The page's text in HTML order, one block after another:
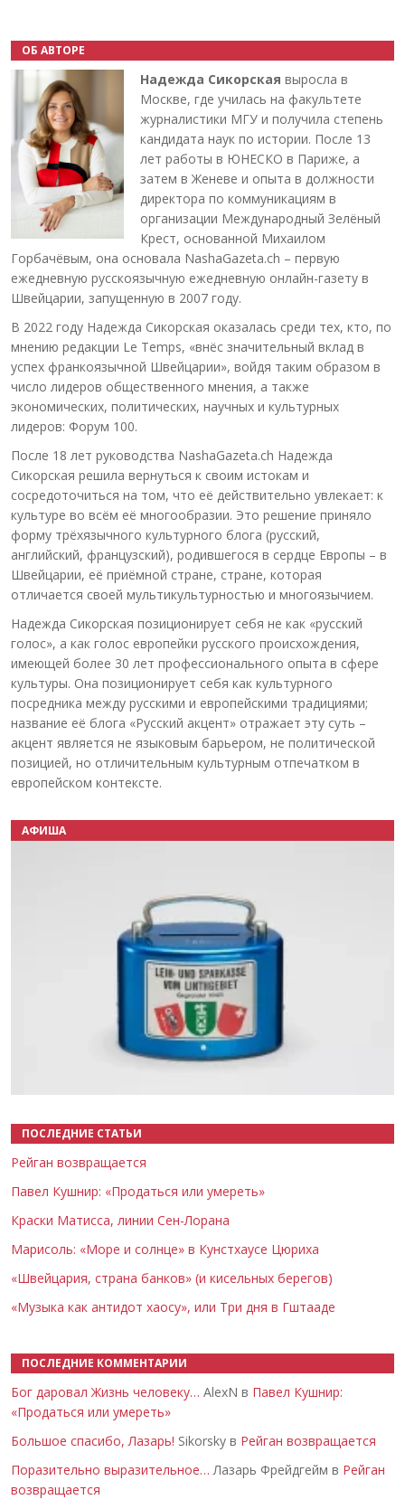
ОБ АВТОРЕ
Надежда Сикорская выросла в
Москве, где училась на факультете
журналистики МГУ и получила степень
кандидата наук по истории. После 13
лет работы в ЮНЕСКО в Париже, а
затем в Женеве и опыта в должности
директора по коммуникациям в
организации Международный Зелёный
Крест, основанной Михаилом
Горбачёвым, она основала NashaGazeta.ch – первую
ежедневную русскоязычную ежедневную онлайн-газету в
Швейцарии, запущенную в 2007 году.
В 2022 году Надежда Сикорская оказалась среди тех, кто, по
мнению редакции Le Temps, «внёс значительный вклад в
успех франкоязычной Швейцарии», войдя таким образом в
число лидеров общественного мнения, а также
экономических, политических, научных и культурных
лидеров: Форум 100.
После 18 лет руководства NashaGazeta.ch Надежда
Сикорская решила вернуться к своим истокам и
сосредоточиться на том, что её действительно увлекает: к
культуре во всём её многообразии. Это решение приняло
форму трёхязычного культурного блога (русский,
английский, французский), родившегося в сердце Европы – в
Швейцарии, её приёмной стране, стране, которая
отличается своей мультикультурностью и многоязычием.
Надежда Сикорская позиционирует себя не как «русский
голос», а как голос европейки русского происхождения,
имеющей более 30 лет профессионального опыта в сфере
культуры. Она позиционирует себя как культурного
посредника между русскими и европейскими традициями;
название её блога «Русский акцент» отражает эту суть –
акцент является не языковым барьером, не политической
позицией, но отличительным культурным отпечатком в
европейском контексте.
АФИША
ПОСЛЕДНИЕ СТАТЬИ
Рейган возвращается
Павел Кушнир: «Продаться или умереть»
Краски Матисса, линии Сен-Лорана
Марисоль: «Море и солнце» в Кунстхаусе Цюриха
«Швейцария, страна банков» (и кисельных берегов)
«Музыка как антидот хаосу», или Три дня в Гштааде
ПОСЛЕДНИЕ КОММЕНТАРИИ
Бог даровал Жизнь человеку… AlexN в Павел Кушнир:
«Продаться или умереть»
Большое спасибо, Лазарь! Sikorsky в Рейган возвращается
Поразительно выразительное… Лазарь Фрейдгейм в Рейган
возвращается